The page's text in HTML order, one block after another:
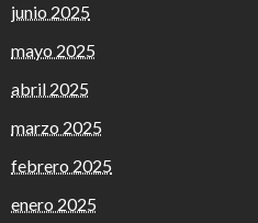
junio 2025
mayo 2025
abril 2025
marzo 2025
febrero 2025
enero 2025